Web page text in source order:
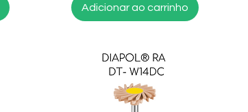
Adicionar ao carrinho